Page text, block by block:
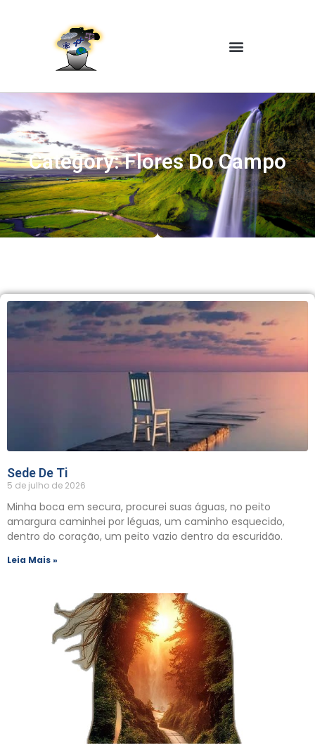
Category: Flores Do Campo
Sede De Ti
5 de julho de 2026
Minha boca em secura, procurei suas águas, no peito
amargura caminhei por léguas, um caminho esquecido,
dentro do coração, um peito vazio dentro da escuridão.
Leia Mais »